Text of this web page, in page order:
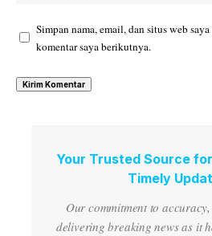
Simpan nama, email, dan situs web
komentar saya berikutnya.
Your Trusted Source
Timely
Our commitment to
delivering breaking news as it